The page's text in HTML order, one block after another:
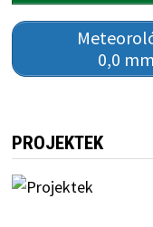
0,0
PROJEKTEK